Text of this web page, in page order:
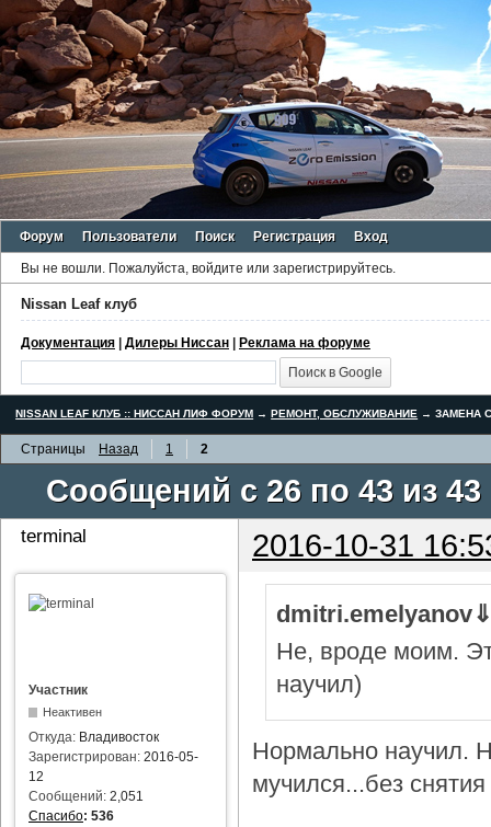
Форум Пользователи Поиск Регистрация Вход
Вы не вошли. Пожалуйста, войдите или зарегистрируйтесь.
Nissan Leaf клуб
Документация | Дилеры Ниссан | Реклама на форуме
NISSAN LEAF КЛУБ :: НИССАН ЛИФ ФОРУМ → РЕМОНТ, ОБСЛУЖИВАНИЕ →ЗАМЕНА
Страницы Назад 1 2
Сообщений с 26 по 43 из 43
terminal 2016-10-31
Участник
Неактивен
Откуда: Владивосток
Зарегистрирован: 2016-05-
12
Сообщений: 2,051
Спасибо: 536
Не, вроде моим.
научил)
Нормально научил.
мучился...без снятия